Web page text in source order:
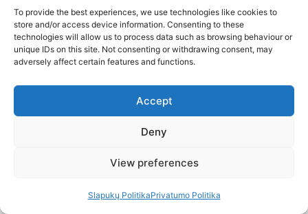
To provide the best experiences, we use technologies like cookies to
store and/or access device information. Consenting to these
technologies will allow us to process data such as browsing behaviour or
unique IDs on this site. Not consenting or withdrawing consent, may
adversely affect certain features and functions.
Accept
Deny
View preferences
Slapukų PolitikaPrivatumo Politika
aktualijas ir dar daugiau.
Ačiū, kad skaitote. Linkiu jums šviesios ir
#energijos atstatymas #lėtinis nuovargis